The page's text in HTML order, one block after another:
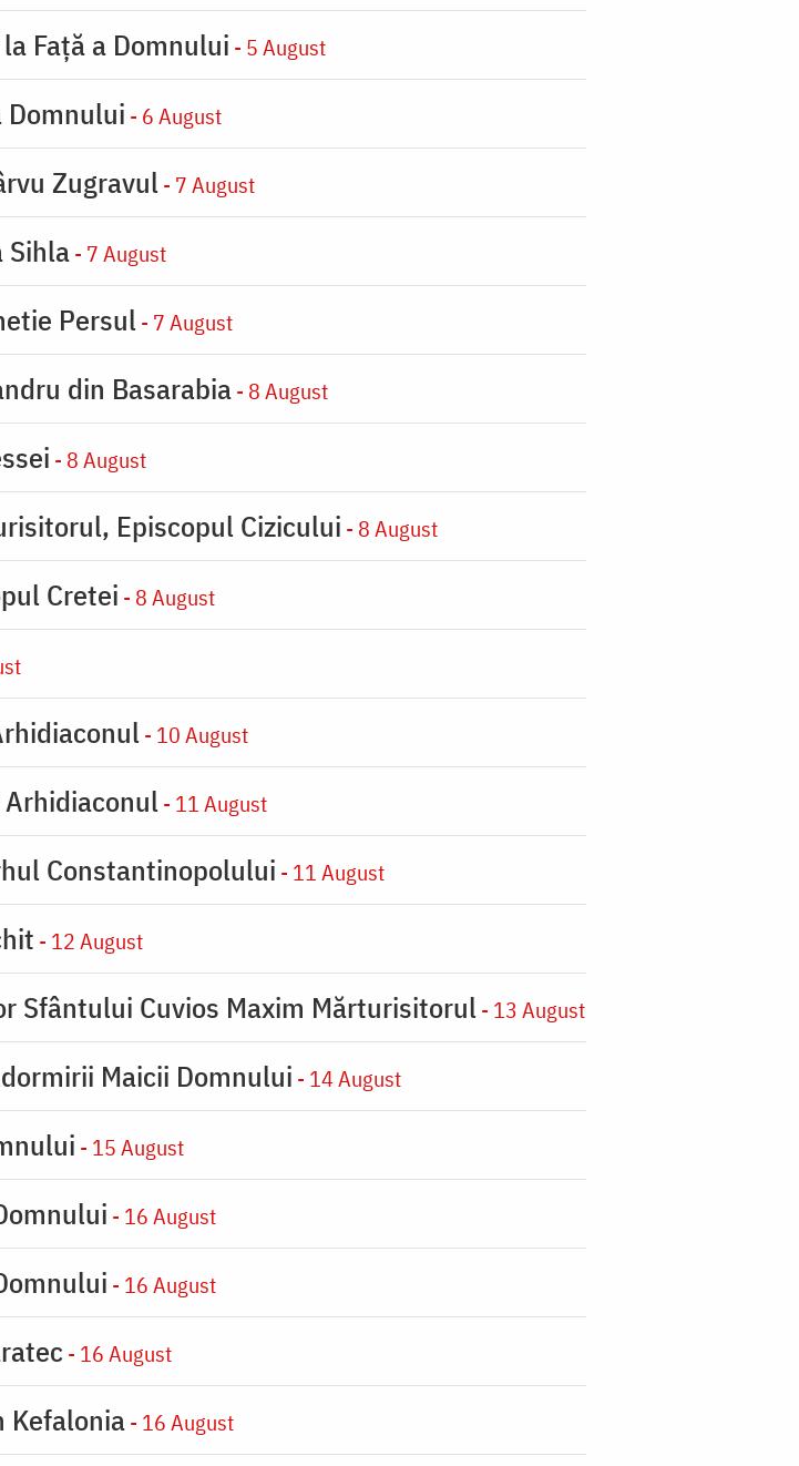
Faţă a Domnului - 5 August
Domnului - 6 August
Zugravul - 7 August
Sihla- 7 August
Persul - 7 August
din Basarabia- 8 August
- 8 August
Episcopul Cizicului - 8 August
Cretei - 8 August
- 10 August
- 11 August
Constantinopolului - 11 August
- 12 August
Sfântului Cuvios Maxim Mărturisitorul - 13 August
Maicii Domnului - 14 August
- 15 August
- 16 August
- 16 August
- 16 August
Kefalonia- 16 August